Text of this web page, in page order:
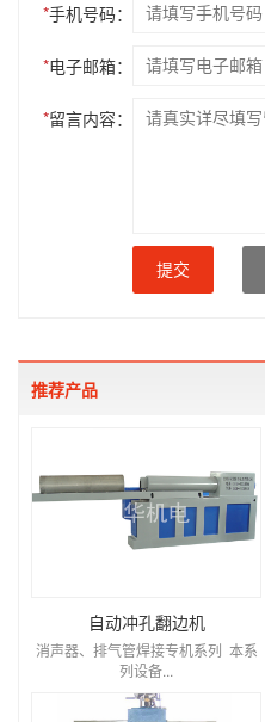
*手机号码：
*电子邮箱：
*留言内容：
提交
推荐产品
自动冲孔翻边机
消声器、排气管焊接专机系列 本系
列设备...